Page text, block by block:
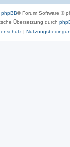
phpBB® Forum Software ©
Übersetzung durch
|